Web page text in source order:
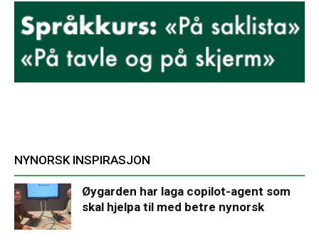
NYNORSK INSPIRASJON
Øygarden har laga copilot-agent som
skal hjelpa til med betre nynorsk